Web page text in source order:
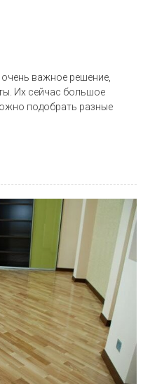
важное решение,
Их сейчас большое
подобрать разные